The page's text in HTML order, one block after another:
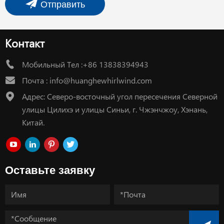
Отправить
Контакт
Мобильный Тел :+86 13838394943
Почта : info@huanghewhirlwind.com
Адрес: Северо-восточный угол пересечения Северной
улицы Цилихэ и улицы Синьи, г. Чжэнчжоу, Хэнань,
Китай.
Оставьте заявку